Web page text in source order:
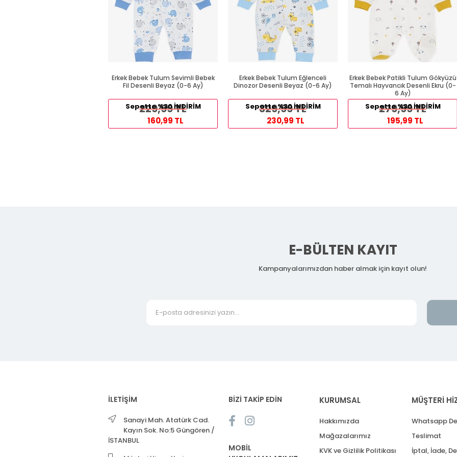
Erkek Bebek Tulum Sevimli Bebek
Fil Desenli Beyaz (0-6 Ay)
229,99 TL
Sepette %30 İNDİRİM
160,99 TL
Erkek Bebek Tulum Eğlenceli
Dinozor Desenli Beyaz (0-6 Ay)
329,99 TL
Sepette %30 İNDİRİM
230,99 TL
Erkek Bebek Patikli Tulum Gökyüzü
Temalı Hayvancık Desenli Ekru (0-
6 Ay)
279,99 TL
Sepette %30 İNDİRİM
195,99 TL
E-BÜLTEN KAYIT
Kampanyalarımızdan haber almak için kayıt olun!
İLETİŞİM
Sanayi Mah. Atatürk Cad.
Kayın Sok. No:5 Güngören /
İSTANBUL
BİZİ TAKİP EDİN
MOBİL
KURUMSAL
Hakkımızda
Mağazalarımız
KVK ve Gizlilik Politikası
MÜŞTERİ
Whatsapp
Teslimat
İptal, İade,